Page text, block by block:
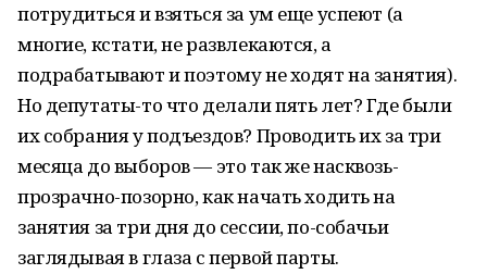
потрудиться и взяться за ум еще успеют (а
многие, кстати, не развлекаются, а
подрабатывают и поэтому не ходят на занятия).
Но депутаты-то что делали пять лет? Где были
их собрания у подъездов? Проводить их за три
месяца до выборов — это так же насквозь-
прозрачно-позорно, как начать ходить на
занятия за три дня до сессии, по-собачьи
заглядывая в глаза с первой парты.